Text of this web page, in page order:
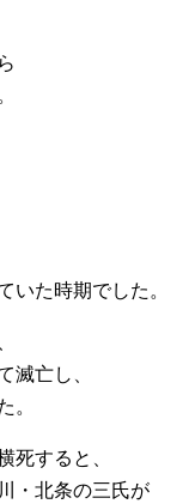
いた時期でした。
滅亡し、
。
死すると、
・北条の三氏が